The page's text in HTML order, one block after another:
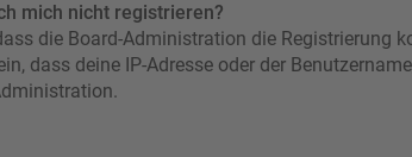
mich nicht registrieren?
die Board-Administration die Registrierung
dass deine IP-Adresse oder der